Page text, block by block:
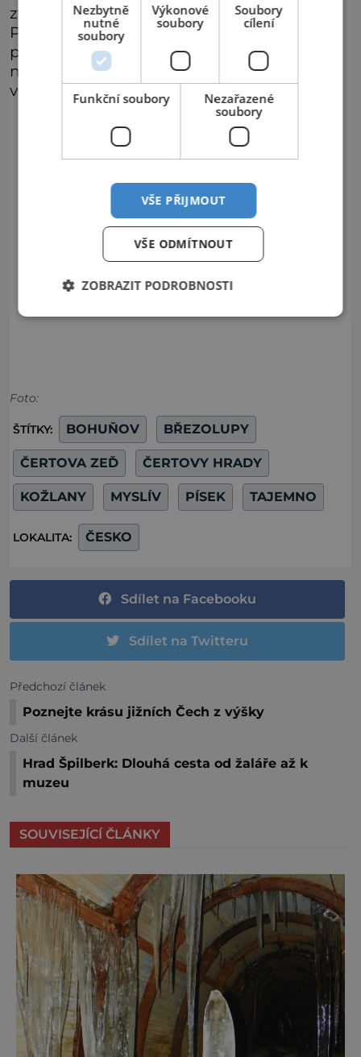
zvon, ďábel se splašil a prchl i s pluhem.
Přitom ryl do země, takže po něm zůstala
právě ona písecká strouha. Lokalita je,
navzdory své „ďábelské minulosti“ dodnes
velice romantická a stojí za návštěvu.
Foto:
ŠTÍTKY: BOHUŇOV BŘEZOLUPY
ČERTOVA ZEĎ ČERTOVY HRADY
KOŽLANY MYSLÍV PÍSEK TAJEMNO
LOKALITA: ČESKO
Sdílet na Facebooku
Sdílet na Twitteru
Předchozí článek
Poznejte krásu jižních Čech z výšky
Další článek
Hrad Špilberk: Dlouhá cesta od žaláře až k
muzeu
SOUVISEJÍCÍ ČLÁNKY
Nezbytně
nutné
soubory
Výkonové
soubory
Soubory
cílení
Funkční soubory
Nezařazené
soubory
VŠE PŘIJMOUT
VŠE ODMÍTNOUT
ZOBRAZIT PODROBNOSTI